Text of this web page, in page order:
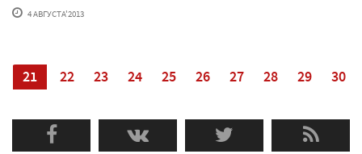
4 АВГУСТА'2013
21 22 23 24 25 26 27 28 29 30